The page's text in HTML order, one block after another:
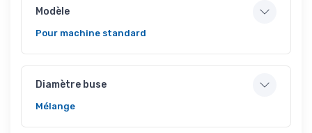
Modèle
Pour machine standard
Diamètre buse
Mélange